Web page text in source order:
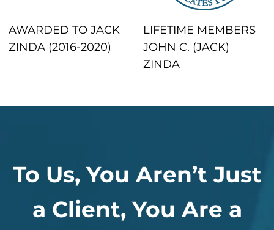
AWARDED TO JACK
ZINDA (2016-2020)
LIFETIME MEMBERS
JOHN C. (JACK)
ZINDA
To Us, You Aren’t Just
a Client, You Are a